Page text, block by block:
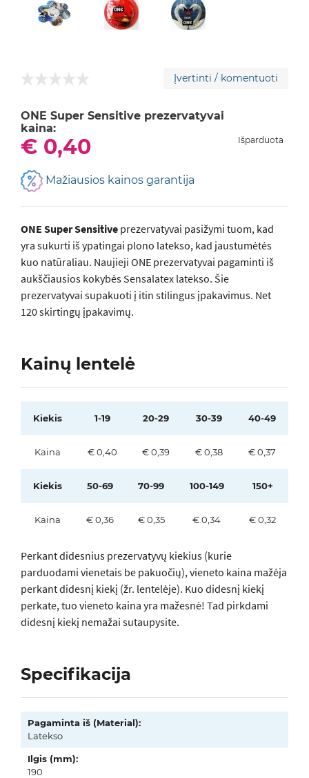
Įvertinti / komentuoti
ONE Super Sensitive prezervatyvai
kaina:
€ 0,40 Išparduota
Mažiausios kainos garantija
ONE Super Sensitive prezervatyvai pasižymi tuom, kad
yra sukurti iš ypatingai plono latekso, kad jaustumėtės
kuo natūraliau. Naujieji ONE prezervatyvai pagaminti iš
aukščiausios kokybės Sensalatex latekso. Šie
prezervatyvai supakuoti į itin stilingus įpakavimus. Net
120 skirtingų įpakavimų.
Kainų lentelė
Kiekis 1-19 20-29 30-39 40-49
Kaina € 0,40 € 0,39 € 0,38 € 0,37
Kiekis 50-69 70-99 100-149 150+
Kaina € 0,36 € 0,35 € 0,34 € 0,32
Perkant didesnius prezervatyvų kiekius (kurie
parduodami vienetais be pakuočių), vieneto kaina mažėja
perkant didesnį kiekį (žr. lentelėje). Kuo didesnį kiekį
perkate, tuo vieneto kaina yra mažesnė! Tad pirkdami
didesnį kiekį nemažai sutaupysite.
Specifikacija
Pagaminta iš (Material):
Latekso
Ilgis (mm):
190